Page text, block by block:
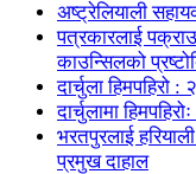
अष्ट्रेलियाली
पत्रकारलाई पक्राउ
काउन्सिलको
दार्चुला हिमपहिरो
दार्चुलामा
भरतपुरलाई
प्रमुख दाहाल